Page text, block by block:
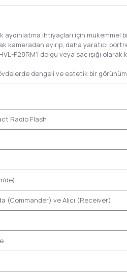
ihtiyaçları için mükemmel
kameradan ayırıp, daha yaratıcı
F28RM'i dolgu veya saç ışığı
dengeli ve estetik bir
Radio Flash
(Commander) ve Alıcı (Receiver)